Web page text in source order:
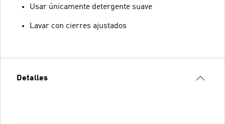
Usar únicamente detergente suave
Lavar con cierres ajustados
Detalles